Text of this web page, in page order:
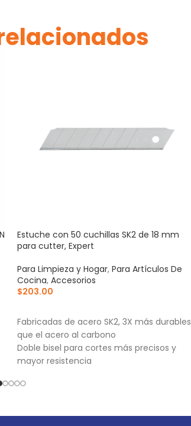
Estuche con 50 cuchillas SK2 de 18 mm
para cutter, Expert
Para Limpieza y Hogar, Para Artículos De
Cocina, Accesorios
$203.00
Fabricadas de acero SK2, 3X más durables
que el acero al carbono
Doble bisel para cortes más precisos y
mayor resistencia